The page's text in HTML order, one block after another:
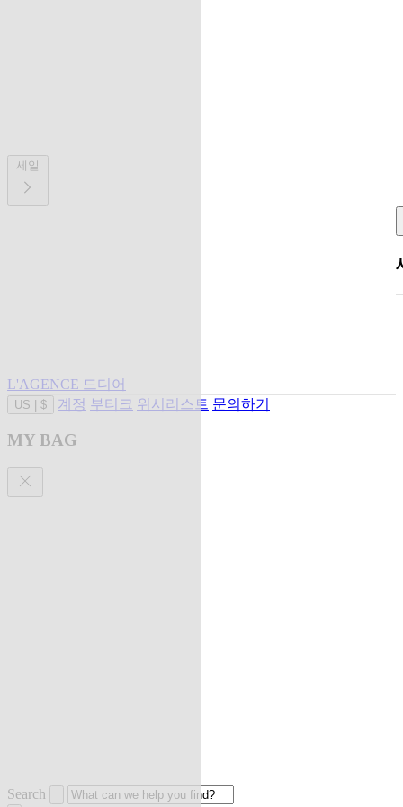
세일
L'AGENCE 드디어
US $ 계정 부티크 위시리스트 문의하기
MY BAG
Search